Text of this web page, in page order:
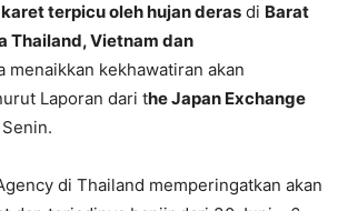
terpicu oleh hujan deras di Barat
Thailand, Vietnam dan
menaikkan kekhawatiran akan
Laporan dari the Japan Exchange
di Thailand memperingatkan akan